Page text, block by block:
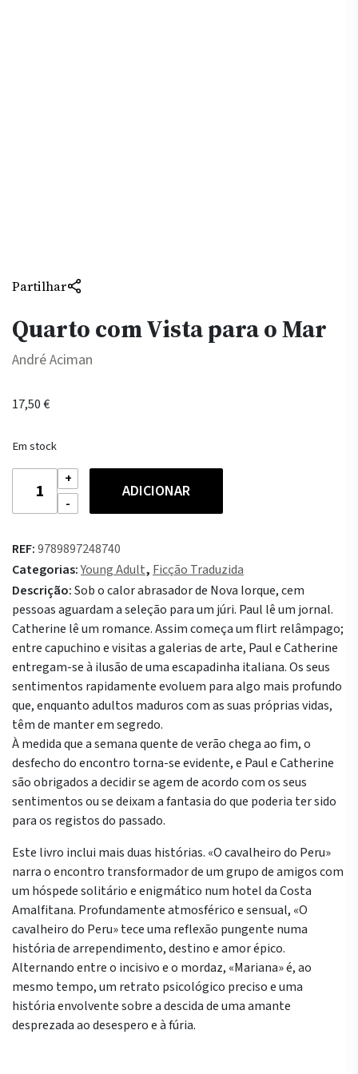
Partilhar
Quarto com Vista para o Mar
André Aciman
17,50€
Em stock
Quantidade
Quarto
Vista
para
o
Mar
ADICIONAR
REF:9789897248740
Categorias:Young Adult, Ficção Traduzida
Descrição:Sob o calor abrasador de Nova Iorque, cem
pessoas aguardam a seleção para um júri. Paul lê um jornal.
Catherine lê um romance. Assim começa um flirt relâmpago;
entre capuchino e visitas a galerias de arte, Paul e Catherine
entregam-se à ilusão de uma escapadinha italiana. Os seus
sentimentos rapidamente evoluem para algo mais profundo
que, enquanto adultos maduros com as suas próprias vidas,
têm de manter em segredo.
À medida que a semana quente de verão chega ao fim, o
desfecho do encontro torna-se evidente, e Paul e Catherine
são obrigados a decidir se agem de acordo com os seus
sentimentos ou se deixam a fantasia do que poderia ter sido
para os registos do passado.
Este livro inclui mais duas histórias. «O cavalheiro do Peru»
narra o encontro transformador de um grupo de amigos com
um hóspede solitário e enigmático num hotel da Costa
Amalfitana. Profundamente atmosférico e sensual, «O
cavalheiro do Peru» tece uma reflexão pungente numa
história de arrependimento, destino e amor épico.
Alternando entre o incisivo e o mordaz, «Mariana» é, ao
mesmo tempo, um retrato psicológico preciso e uma
história envolvente sobre a descida de uma amante
desprezada ao desespero e à fúria.